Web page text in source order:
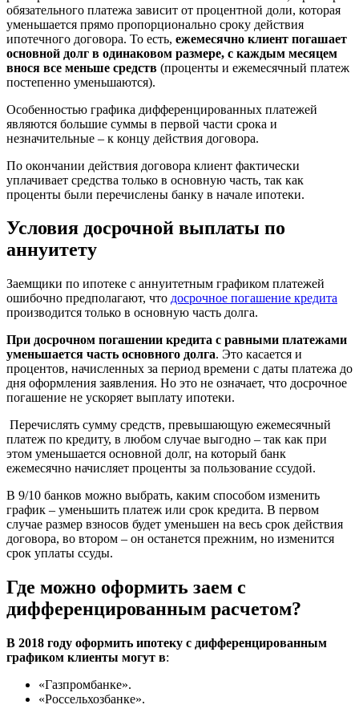
обязательного платежа зависит от процентной доли, которая
уменьшается прямо пропорционально сроку действия
ипотечного договора. То есть, ежемесячно клиент погашает
основной долг в одинаковом размере, с каждым месяцем
внося все меньше средств (проценты и ежемесячный платеж
постепенно уменьшаются).
Особенностью графика дифференцированных платежей
являются большие суммы в первой части срока и
незначительные – к концу действия договора.
По окончании действия договора клиент фактически
уплачивает средства только в основную часть, так как
проценты были перечислены банку в начале ипотеки.
Условия досрочной выплаты по
аннуитету
Заемщики по ипотеке с аннуитетным графиком платежей
ошибочно предполагают, что досрочное погашение кредита
производится только в основную часть долга.
При досрочном погашении кредита с равными платежами
уменьшается часть основного долга. Это касается и
процентов, начисленных за период времени с даты платежа до
дня оформления заявления. Но это не означает, что досрочное
погашение не ускоряет выплату ипотеки.
Перечислять сумму средств, превышающую ежемесячный
платеж по кредиту, в любом случае выгодно – так как при
этом уменьшается основной долг, на который банк
ежемесячно начисляет проценты за пользование ссудой.
В 9/10 банков можно выбрать, каким способом изменить
график – уменьшить платеж или срок кредита. В первом
случае размер взносов будет уменьшен на весь срок действия
договора, во втором – он останется прежним, но изменится
срок уплаты ссуды.
Где можно оформить заем с
дифференцированным расчетом?
В 2018 году оформить ипотеку с дифференцированным
графиком клиенты могут в:
«Газпромбанке».
«Россельхозбанке».